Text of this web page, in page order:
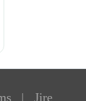
| Jire